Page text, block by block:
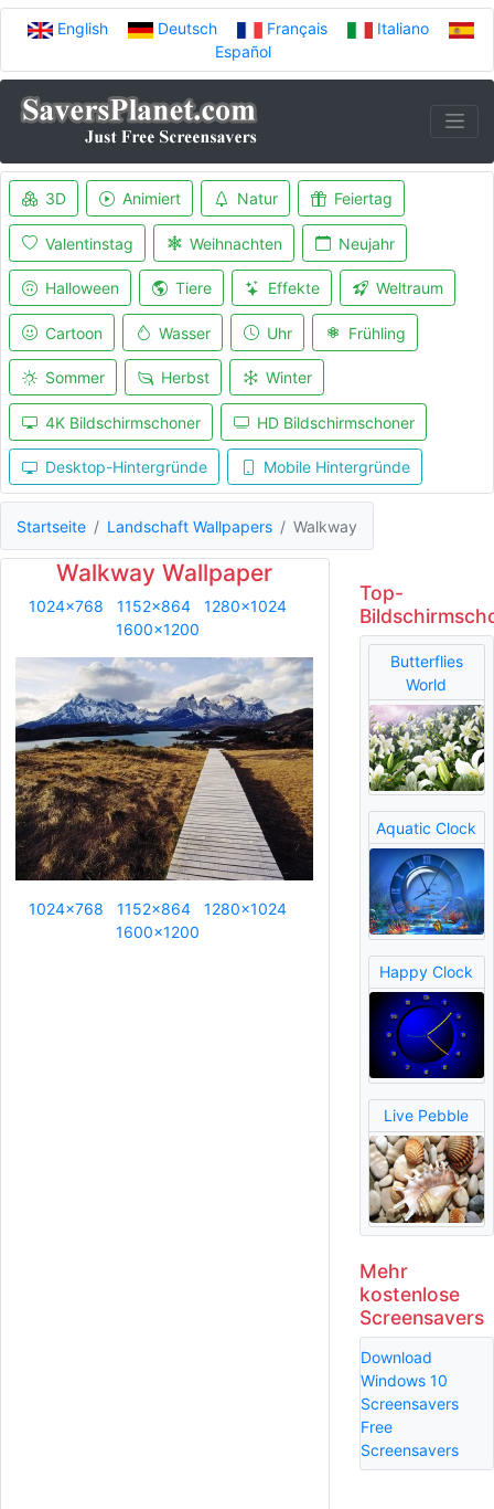
English Deutsch Français
Italiano
Español
3D Animiert Natur Feiertag
Valentinstag Weihnachten Neujahr
Halloween Tiere Effekte Weltraum
Cartoon Wasser Uhr Frühling
Sommer Herbst Winter
4K Bildschirmschoner HD Bildschirmschoner
Desktop-Hintergründe Mobile Hintergründe
Startseite Landschaft Wallpapers Walkway
Walkway Wallpaper
1024x768 1152x864
1280x1024
1600x1200
1024x768 1152x864
1280x1024
1600x1200
Top-
Butterflies
World
Aquatic Clock
Happy Clock
Live Pebble
Mehr
kostenlose
Screensavers
Download
Windows 10
Screensavers
Free
Screensavers